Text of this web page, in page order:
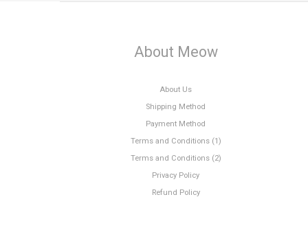
About Meow
About Us
Shipping Method
Payment Method
Terms and Conditions (1)
Terms and Conditions (2)
Privacy Policy
Refund Policy